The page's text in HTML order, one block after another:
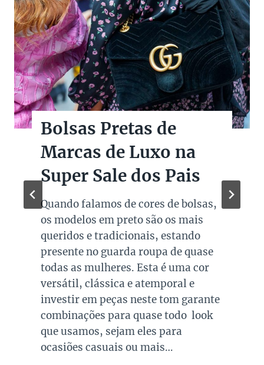
Bolsas Pretas de
Marcas de Luxo na
Super Sale dos Pais
Quando falamos de cores de bolsas,
os modelos em preto são os mais
queridos e tradicionais, estando
presente no guarda roupa de quase
todas as mulheres. Esta é uma cor
versátil, clássica e atemporal e
investir em peças neste tom garante
combinações para quase todo look
que usamos, sejam eles para
ocasiões casuais ou mais…